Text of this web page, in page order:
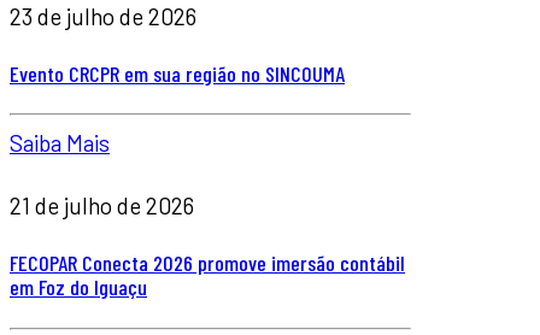
23 de julho de 2026
Evento CRCPR em sua região no SINCOUMA
Saiba Mais
21 de julho de 2026
FECOPAR Conecta 2026 promove imersão contábil
em Foz do Iguaçu